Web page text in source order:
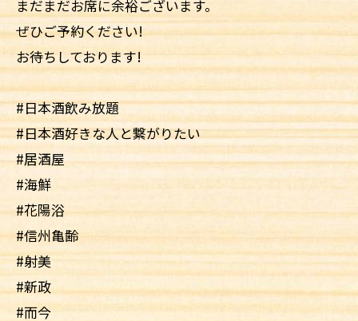
まだまだお席に余裕ございます。
ぜひご予約ください!
お待ちしております!
#日本酒飲み放題
#日本酒好きな人と繋がりたい
#居酒屋
#海鮮
#花陽浴
#信州亀齢
#射美
#新政
#而今